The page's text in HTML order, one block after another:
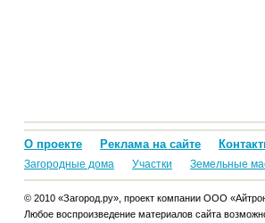
О проекте Реклама на сайте
Загородные дома Участки Земельные
© 2010 «Загород.ру», проект компании ООО
Любое воспроизведение материалов сайта